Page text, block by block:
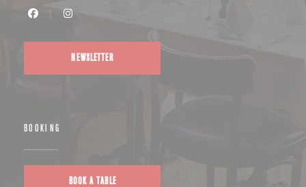
NEWSLETTER
BOOKING
BOOK A TABLE